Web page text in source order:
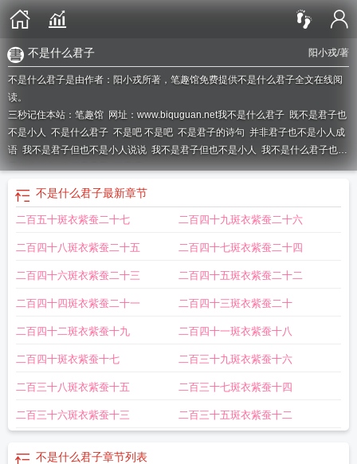
阳小戎/著
不是什么君子
不是什么君子是由作者：阳小戎所著，笔趣馆免费提供不是什么君子全文在线阅
读。
三秒记住本站：笔趣馆 网址：www.biquguan.net我不是什么君子 既不是君子也
不是小人 不是什么君子 不是吧 不是吧 不是君子的诗句 并非君子也不是小人成
语 我不是君子但也不是小人说说 我不是君子但也不是小人 我不是什么君子也不
是什么绅士你不是君子不是吧!
不是什么君子最新章节
二百五十斑衣紫蚕二十七 二百四十九斑衣紫蚕二十六
二百四十八斑衣紫蚕二十五 二百四十七斑衣紫蚕二十四
二百四十六斑衣紫蚕二十三 二百四十五斑衣紫蚕二十二
二百四十四斑衣紫蚕二十一 二百四十三斑衣紫蚕二十
二百四十二斑衣紫蚕十九 二百四十一斑衣紫蚕十八
二百四十斑衣紫蚕十七 二百三十九斑衣紫蚕十六
二百三十八斑衣紫蚕十五 二百三十七斑衣紫蚕十四
二百三十六斑衣紫蚕十三 二百三十五斑衣紫蚕十二
不是什么君子章节列表